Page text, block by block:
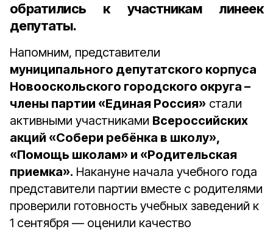
обратились к участникам линеек
депутаты.
Напомним, представители
муниципального депутатского корпуса
Новооскольского городского округа –
члены партии «Единая Россия» стали
активными участниками Всероссийских
акций «Собери ребёнка в школу»,
«Помощь школам» и «Родительская
приемка». Накануне начала учебного года
представители партии вместе с родителями
проверили готовность учебных заведений к
1 сентября — оценили качество